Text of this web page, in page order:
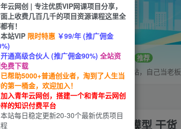
招募站长 推荐
搭建同款网站，自己当老板
量放大技巧 实现抖音盈利模型 干货
云网创 | 专注优质VIP网课项目分享，
上收费几百几千的项目资源课程这里全
有！
站VIP 限时特惠 ￥99/年 (推广佣金
开通高级合伙人 (推广佣金90%) 全站资
费下载
帮助5000+普通创业者，淘到了人生当
第一桶金，欢迎加入！
加入青年云网创，搭建一个和青年云网创
的知识付费平台
站每日稳定更新20-30个最新优质项目